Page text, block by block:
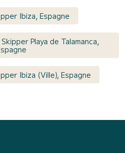
Ibiza, Espagne
Playa de Talamanca,
Ibiza (Ville), Espagne